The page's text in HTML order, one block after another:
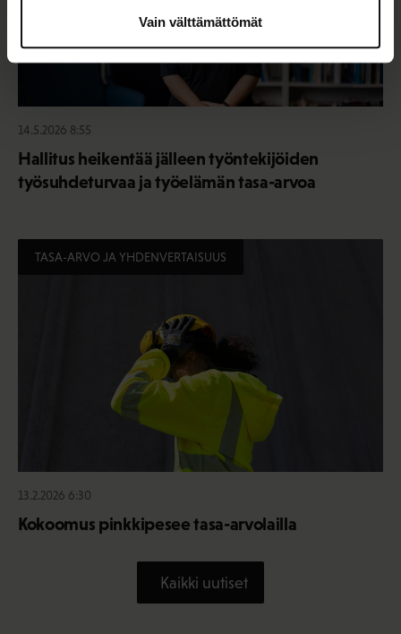
Vain välttämättömät
14.5.2026 8:55
Hallitus heikentää jälleen työntekijöiden
työsuhdeturvaa ja työelämän tasa-arvoa
TASA-ARVO JA YHDENVERTAISUUS
13.2.2026 6:30
Kokoomus pinkkipesee tasa-arvolailla
Kaikki uutiset